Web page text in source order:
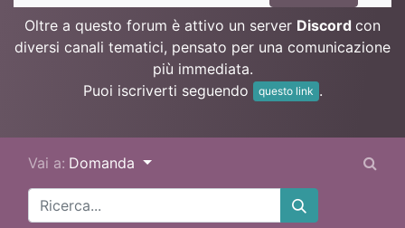
Oltre a questo forum è attivo un server Discord con
diversi canali tematici, pensato per una comunicazione
più immediata.
Puoi iscriverti seguendo
questo link .
Vai a: Domanda